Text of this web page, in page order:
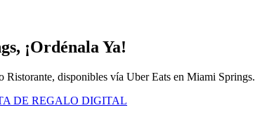
¡Ordénala Ya!
Ristorante, disponibles vía Uber Eats en Miami Springs.
DE REGALO DIGITAL